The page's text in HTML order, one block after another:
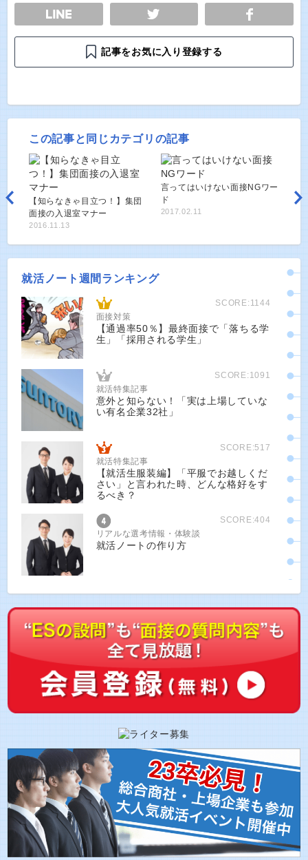
TWEET
記事をお気に入り登録する
この記事と同じカテゴリの記事
【知らなきゃ目立つ！】集団
面接の入退室マナー
2016.11.13
言ってはいけない面接NGワー
ド
2017.02.11
就活ノート週間ランキング
SCORE:1144
面接対策
【通過率50％】最終面接で「落ちる学
生」「採用される学生」
SCORE:1091
就活特集記事
意外と知らない！「実は上場していな
い有名企業32社」
SCORE:517
就活特集記事
【就活生服装編】「平服でお越しくだ
さい」と言われた時、どんな格好をす
るべき？
SCORE:404
リアルな選考情報・体験談
就活ノートの作り方